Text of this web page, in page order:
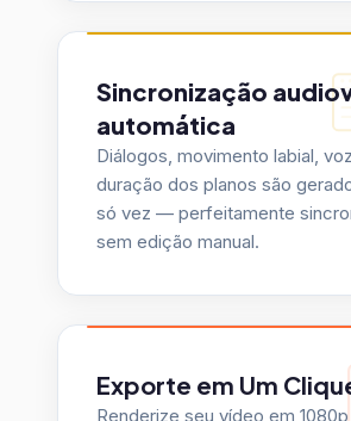
automática
Diálogos, movimento labial,
duração dos planos são
só vez — perfeitamente
sem edição manual.
Exporte em Um
Renderize seu vídeo em
baixe instantaneamente —